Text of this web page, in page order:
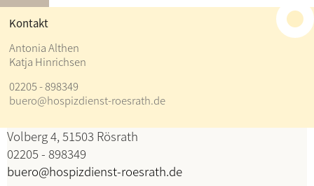
Kontakt
Antonia Althen
Katja Hinrichsen
02205 - 898349
buero@hospizdienst-roesrath.de
Kontakt
Antonia Althen
Katja Hinrichsen
Volberg 4, 51503 Rösrath
02205 - 898349
buero@hospizdienst-roesrath.de
≡